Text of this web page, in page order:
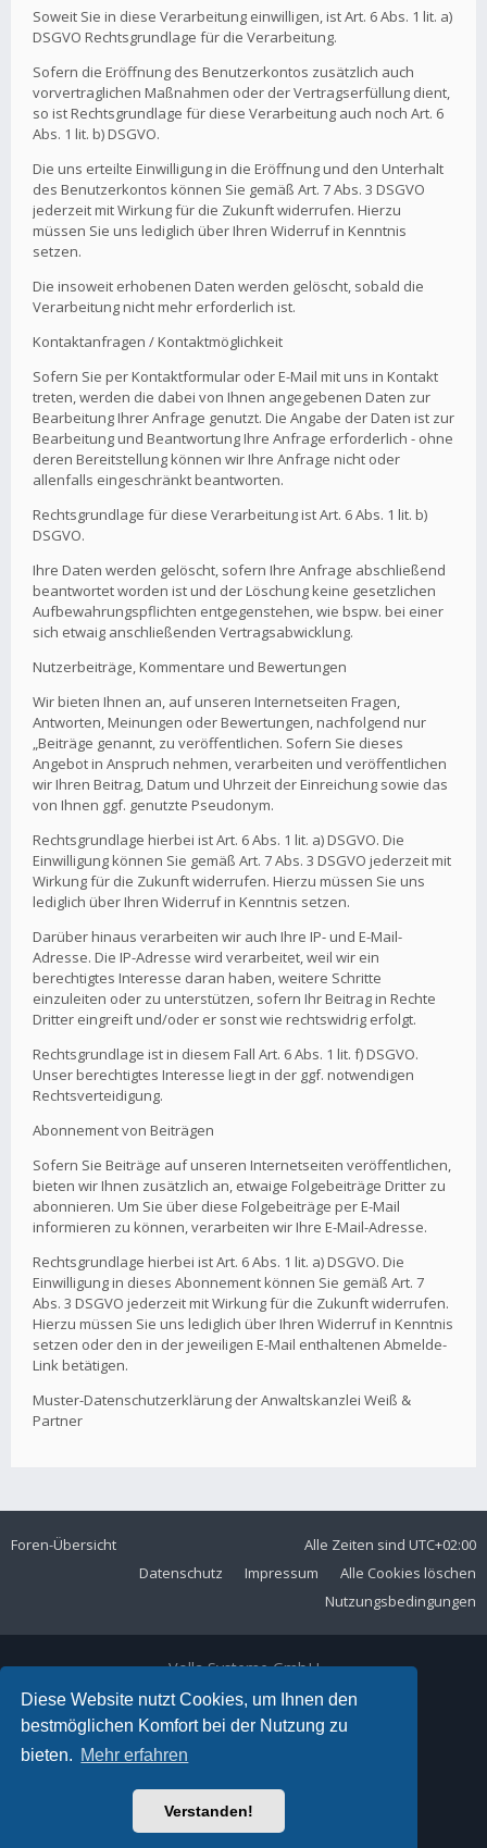
Diese Website nutzt Cookies, um Ihnen den
bestmöglichen Komfort bei der Nutzung zu
bieten. Mehr erfahren
Verstanden!
Soweit Sie in diese Verarbeitung einwilligen, ist Art. 6 Abs. 1 lit. a)
DSGVO Rechtsgrundlage für die Verarbeitung.
Sofern die Eröffnung des Benutzerkontos zusätzlich auch
vorvertraglichen Maßnahmen oder der Vertragserfüllung dient,
so ist Rechtsgrundlage für diese Verarbeitung auch noch Art. 6
Abs. 1 lit. b) DSGVO.
Die uns erteilte Einwilligung in die Eröffnung und den Unterhalt
des Benutzerkontos können Sie gemäß Art. 7 Abs. 3 DSGVO
jederzeit mit Wirkung für die Zukunft widerrufen. Hierzu
müssen Sie uns lediglich über Ihren Widerruf in Kenntnis
setzen.
Die insoweit erhobenen Daten werden gelöscht, sobald die
Verarbeitung nicht mehr erforderlich ist.
Kontaktanfragen / Kontaktmöglichkeit
Sofern Sie per Kontaktformular oder E-Mail mit uns in Kontakt
treten, werden die dabei von Ihnen angegebenen Daten zur
Bearbeitung Ihrer Anfrage genutzt. Die Angabe der Daten ist zur
Bearbeitung und Beantwortung Ihre Anfrage erforderlich - ohne
deren Bereitstellung können wir Ihre Anfrage nicht oder
allenfalls eingeschränkt beantworten.
Rechtsgrundlage für diese Verarbeitung ist Art. 6 Abs. 1 lit. b)
DSGVO.
Ihre Daten werden gelöscht, sofern Ihre Anfrage abschließend
beantwortet worden ist und der Löschung keine gesetzlichen
Aufbewahrungspflichten entgegenstehen, wie bspw. bei einer
sich etwaig anschließenden Vertragsabwicklung.
Nutzerbeiträge, Kommentare und Bewertungen
Wir bieten Ihnen an, auf unseren Internetseiten Fragen,
Antworten, Meinungen oder Bewertungen, nachfolgend nur
„Beiträge genannt, zu veröffentlichen. Sofern Sie dieses
Angebot in Anspruch nehmen, verarbeiten und veröffentlichen
wir Ihren Beitrag, Datum und Uhrzeit der Einreichung sowie das
von Ihnen ggf. genutzte Pseudonym.
Rechtsgrundlage hierbei ist Art. 6 Abs. 1 lit. a) DSGVO. Die
Einwilligung können Sie gemäß Art. 7 Abs. 3 DSGVO jederzeit mit
Wirkung für die Zukunft widerrufen. Hierzu müssen Sie uns
lediglich über Ihren Widerruf in Kenntnis setzen.
Darüber hinaus verarbeiten wir auch Ihre IP- und E-Mail-
Adresse. Die IP-Adresse wird verarbeitet, weil wir ein
berechtigtes Interesse daran haben, weitere Schritte
einzuleiten oder zu unterstützen, sofern Ihr Beitrag in Rechte
Dritter eingreift und/oder er sonst wie rechtswidrig erfolgt.
Rechtsgrundlage ist in diesem Fall Art. 6 Abs. 1 lit. f) DSGVO.
Unser berechtigtes Interesse liegt in der ggf. notwendigen
Rechtsverteidigung.
Abonnement von Beiträgen
Sofern Sie Beiträge auf unseren Internetseiten veröffentlichen,
bieten wir Ihnen zusätzlich an, etwaige Folgebeiträge Dritter zu
abonnieren. Um Sie über diese Folgebeiträge per E-Mail
informieren zu können, verarbeiten wir Ihre E-Mail-Adresse.
Rechtsgrundlage hierbei ist Art. 6 Abs. 1 lit. a) DSGVO. Die
Einwilligung in dieses Abonnement können Sie gemäß Art. 7
Abs. 3 DSGVO jederzeit mit Wirkung für die Zukunft widerrufen.
Hierzu müssen Sie uns lediglich über Ihren Widerruf in Kenntnis
setzen oder den in der jeweiligen E-Mail enthaltenen Abmelde-
Link betätigen.
Muster-Datenschutzerklärung der Anwaltskanzlei Weiß &
Partner
Foren-Übersicht Alle Zeiten sind UTC+02:00
Alle Cookies löschen
Impressum
Datenschutz
Nutzungsbedingungen
Volla Systeme GmbH
Kölner Straße 102
42897 Remscheid
Telefon:+49 2191 59897 61
E-Mail:
Ariki Theme by